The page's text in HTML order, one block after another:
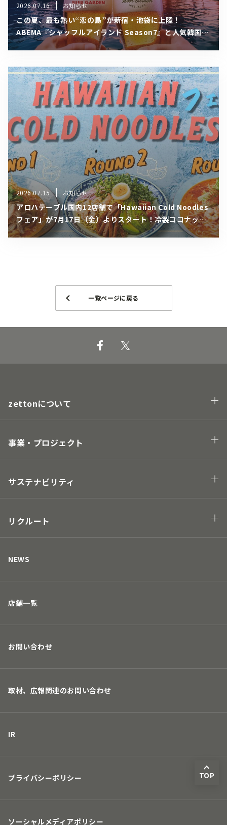
2026.07.16 お知らせ
この夏、最も熱い“恋の島”が新宿・池袋に上陸！
ABEMA『シャッフルアイランド Season7』と人気韓国ビ
アガーデンが8月1日（土）より1ヶ月限定の電撃コラボ開
2026.07.15 お知らせ
アロハテーブル国内12店舗で「Hawaiian Cold Noodles
フェア」が7月17日（金）よりスタート！冷製ココナッツ
カレーフォーをはじめとする夏限定の冷やし麺3種がリレ
一覧ページに戻る
zettonについて
企業理念・トップメッセージ
事業・プロジェクト
プロジェクト
Hawaii project
サステナビリティ
街の未来につながる
人の未来につながる
リクルート
募集要項
NEWS
店舗一覧
お問い合わせ
取材、広報関連のお問い合わせ
IR
プライバシーポリシー
ソーシャルメディアポリシー
TOP